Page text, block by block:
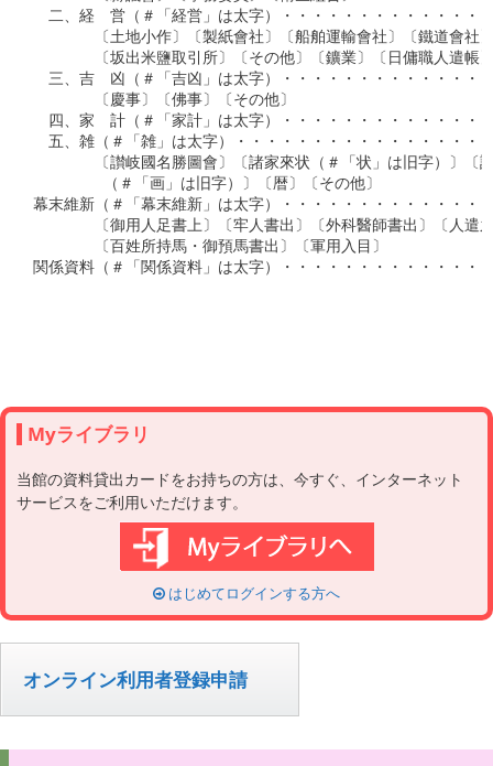
二、経　営（＃「経営」は太字）・・・・・・・・・・・・・
〔土地小作〕〔製紙會社〕〔船舶運輸會社〕〔鐵道會社〕
〔坂出米鹽取引所〕〔その他〕〔鑛業〕〔日傭職人遣帳
三、吉　凶（＃「吉凶」は太字）・・・・・・・・・・・・・
〔慶事〕〔佛事〕〔その他〕
四、家　計（＃「家計」は太字）・・・・・・・・・・・・・
五、雑（＃「雑」は太字）・・・・・・・・・・・・・・・・
〔讃岐國名勝圖會〕〔諸家來状（＃「状」は旧字）〕〔詩
        （＃「画」は旧字）〕〔暦〕〔その他〕
幕末維新（＃「幕末維新」は太字）・・・・・・・・・・・・・
〔御用人足書上〕〔牢人書出〕〔外科醫師書出〕〔人遣之
〔百姓所持馬・御預馬書出〕〔軍用入目〕
関係資料（＃「関係資料」は太字）・・・・・・・・・・・・・
Myライブラリ
当館の資料貸出カードをお持ちの方は、今すぐ、インターネット
サービスをご利用いただけます。
はじめてログインする方へ
オンライン利用者登録申請